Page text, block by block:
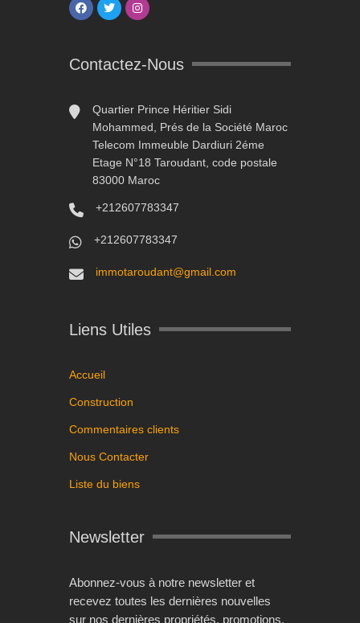
Contactez-Nous
Quartier Prince Héritier Sidi
Mohammed, Prés de la Société Maroc
Telecom Immeuble Dardiuri 2éme
Etage N°18 Taroudant, code postale
83000 Maroc
+212607783347
+212607783347
immotaroudant@gmail.com
Liens Utiles
Accueil
Construction
Commentaires clients
Nous Contacter
Liste du biens
Newsletter
Abonnez-vous à notre newsletter et
recevez toutes les dernières nouvelles
sur nos dernières propriétés, promotions,